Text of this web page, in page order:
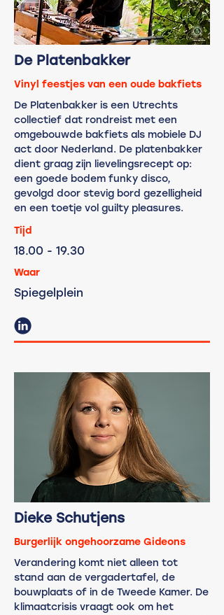
De Platenbakker
Vinyl feestjes van een oude bakfiets
De Platenbakker is een Utrechts
collectief dat rondreist met een
omgebouwde bakfiets als mobiele DJ
act door Nederland. De platenbakker
dient graag zijn lievelingsrecept op:
een goede bodem funky disco,
gevolgd door stevig bord gezelligheid
en een toetje vol guilty pleasures.
Tijd
18.00 - 19.30
Waar
Spiegelplein
Dieke Schutjens
Burgerlijk ongehoorzame Gideons
Verandering komt niet alleen tot
stand aan de vergadertafel, de
bouwplaats of in de Tweede Kamer. De
klimaatcrisis vraagt ook om het